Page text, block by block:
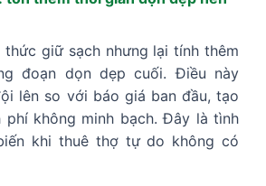
giữ sạch nhưng lại tính thêm
đoạn dọn dẹp cuối. Điều này
lên so với báo giá ban đầu, tạo
không minh bạch. Đây là tình
khi thuê thợ tự do không có